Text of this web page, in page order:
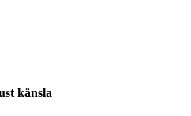
känsla